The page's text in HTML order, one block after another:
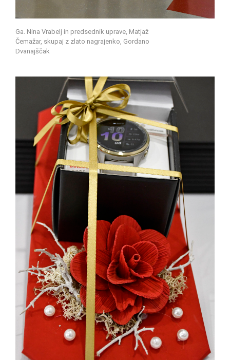
Ga. Nina Vrabelj in predsednik uprave, Matjaž
Čemažar, skupaj z zlato nagrajenko, Gordano
Dvanajščak